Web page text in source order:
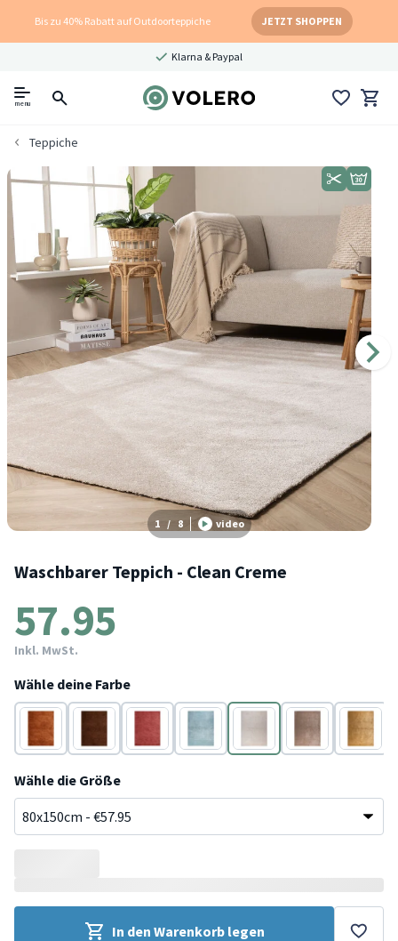
Bis zu 40% Rabatt auf Outdoorteppiche JETZT SHOPPEN
Klarna & Paypal
menu
Teppiche
1 / 8 video
Waschbarer Teppich - Clean Creme
57.95
Inkl. MwSt.
Wähle deine Farbe
Braun Braun Rosa Blau Creme Braun Gold
Wähle die Größe
In den Warenkorb legen